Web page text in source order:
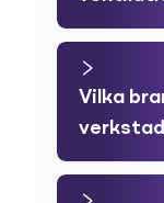
Vilka